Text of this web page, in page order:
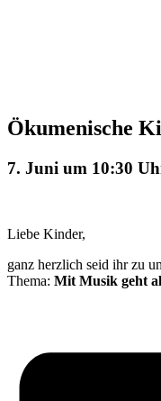
Ökumenische
7. Juni um 10:30
Liebe Kinder,
ganz herzlich seid ihr zu
Thema: Mit Musik geht